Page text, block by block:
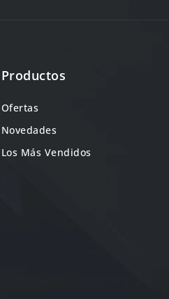
Productos
Ofertas
Novedades
Los Más Vendidos